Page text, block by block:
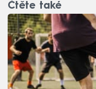
Čtěte také